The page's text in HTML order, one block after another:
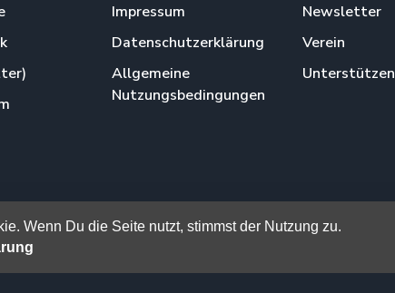
Impressum
Datenschutzerklärung
Allgemeine
Nutzungsbedingungen
Newsletter
Verein
Unterstützen
Wenn Du die Seite nutzt, stimmst der Nutzung zu.